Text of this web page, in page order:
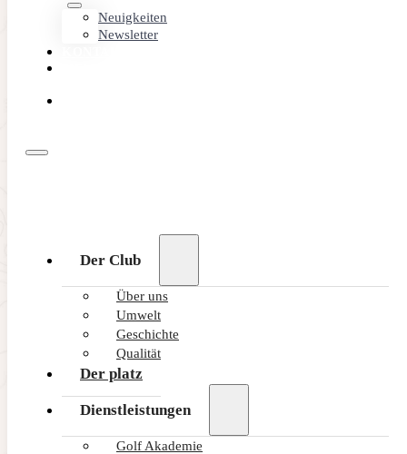
Neuigkeiten
Newsletter
Der Club
Über uns
Umwelt
Geschichte
Qualität
Der platz
Dienstleistungen
Golf Akademie